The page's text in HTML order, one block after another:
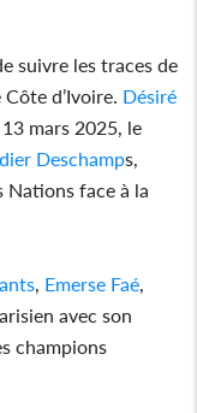
suivre les traces de
d’Ivoire. Désiré
mars 2025, le
Deschamps,
Nations face à la
, Emerse Faé,
avec son
champions